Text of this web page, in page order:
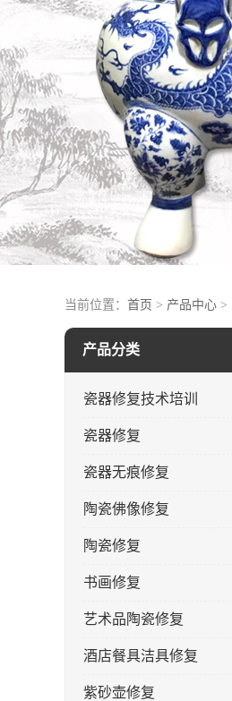
当前位置： 首页 > 产品中心 >
产品分类
瓷器修复技术培训
瓷器修复
瓷器无痕修复
陶瓷佛像修复
陶瓷修复
书画修复
艺术品陶瓷修复
酒店餐具洁具修复
紫砂壶修复